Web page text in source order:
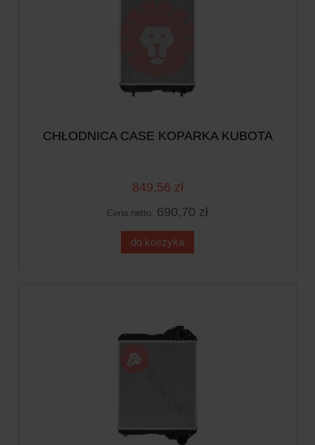
CHŁODNICA CASE KOPARKA KUBOTA
849,56 zł
Cena netto: 690,70 zł
do koszyka